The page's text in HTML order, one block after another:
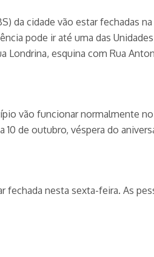
da cidade vão estar
pode ir até uma das
esquina com Rua
vão funcionar normalmente
de outubro, véspera do
fechada nesta sexta-feira. As